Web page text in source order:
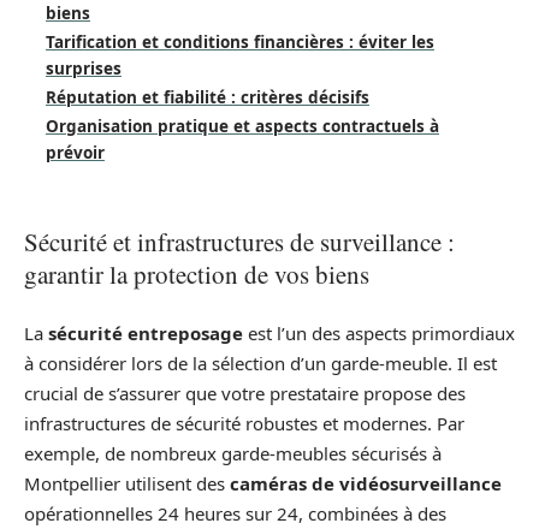
biens
Tarification et conditions financières : éviter les
surprises
Réputation et fiabilité : critères décisifs
Organisation pratique et aspects contractuels à
prévoir
Sécurité et infrastructures de surveillance :
garantir la protection de vos biens
La sécurité entreposage est l’un des aspects primordiaux
à considérer lors de la sélection d’un garde-meuble. Il est
crucial de s’assurer que votre prestataire propose des
infrastructures de sécurité robustes et modernes. Par
exemple, de nombreux garde-meubles sécurisés à
Montpellier utilisent des caméras de vidéosurveillance
opérationnelles 24 heures sur 24, combinées à des